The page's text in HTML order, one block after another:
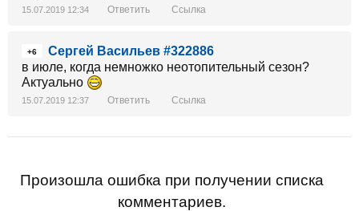
15.07.2019 12:34 Ответить Ссылка
+6
Сергей Васильев #322886
в июле, когда немножко неотопительный сезон?
Актуально
15.07.2019 12:37 Ответить Ссылка
Произошла ошибка при получении списка
комментариев.